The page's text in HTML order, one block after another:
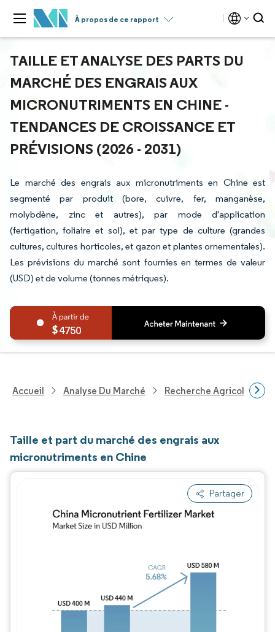
À propos de ce rapport
TAILLE ET ANALYSE DES PARTS DU
MARCHÉ DES ENGRAIS AUX
MICRONUTRIMENTS EN CHINE -
TENDANCES DE CROISSANCE ET
PRÉVISIONS (2026 - 2031)
Le marché des engrais aux micronutriments en Chine est
segmenté par produit (bore, cuivre, fer, manganèse,
molybdène, zinc et autres), par mode d'application
(fertigation, foliaire et sol), et par type de culture (grandes
cultures, cultures horticoles, et gazon et plantes ornementales).
Les prévisions du marché sont fournies en termes de valeur
(USD) et de volume (tonnes métriques).
4750
Accueil Analyse Du Marché Recherche Agricole
Taille et part du marché des engrais aux
micronutriments en Chine
Partager